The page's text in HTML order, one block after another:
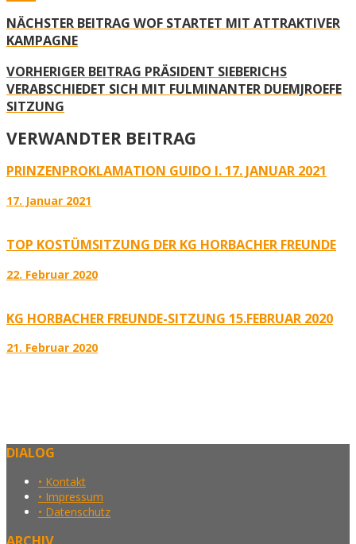
NÄCHSTER BEITRAG WOF STARTET MIT ATTRAKTIVER
KAMPAGNE
VORHERIGER BEITRAG PRÄSIDENT SIEBERICHS
VERABSCHIEDET SICH MIT FULMINANTER DUEMJROEFE
SITZUNG
VERWANDTER BEITRAG
PRINZENPROKLAMATION GUIDO I. 17. JANUAR 2021
17. Januar 2021
TOP KOSTÜMSITZUNG DER KG HORBACHER FREUNDE
22. Februar 2020
KG HORBACHER FREUNDE-SITZUNG 15.FEBRUAR 2020
21. Februar 2020
DIALOG
• Kontakt
• Impressum
• Datenschutz